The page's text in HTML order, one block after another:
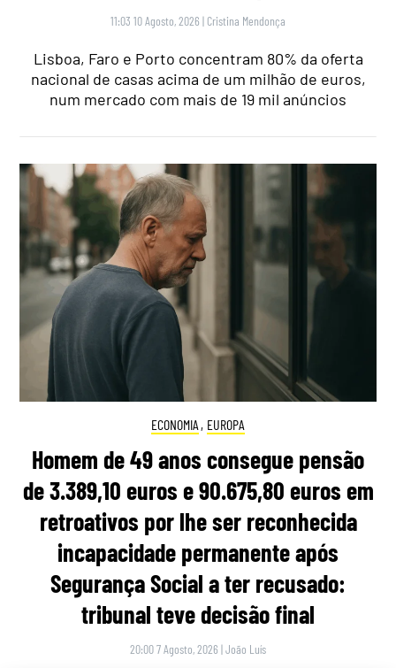
11:03 10 Agosto, 2026 | Cristina Mendonça
Lisboa, Faro e Porto concentram 80% da oferta
nacional de casas acima de um milhão de euros,
num mercado com mais de 19 mil anúncios
ECONOMIA , EUROPA
Homem de 49 anos consegue pensão
de 3.389,10 euros e 90.675,80 euros em
retroativos por lhe ser reconhecida
incapacidade permanente após
Segurança Social a ter recusado:
tribunal teve decisão final
20:00 7 Agosto, 2026 |João Luís